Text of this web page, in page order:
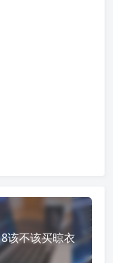
该不该买晾衣